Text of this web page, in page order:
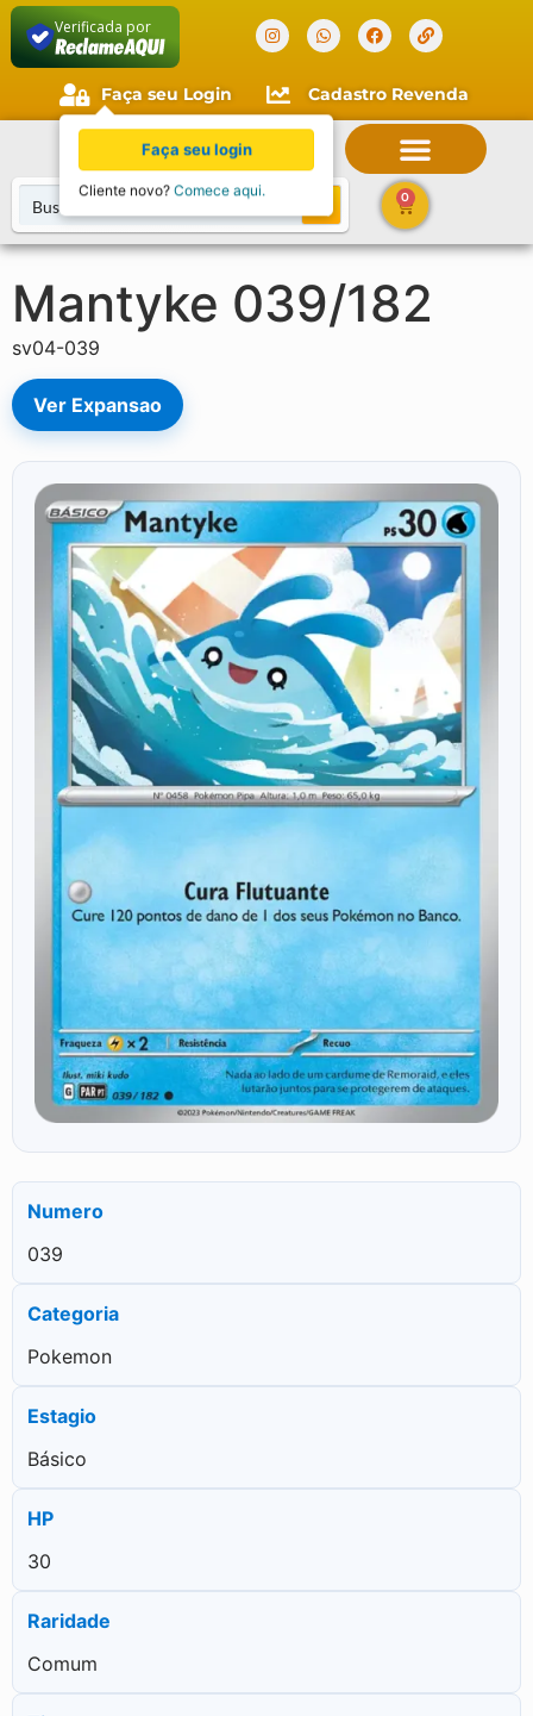
Verificada por
Faça seu Login Cadastro Revenda
0
Mantyke 039/182
sv04-039
Ver Expansao
Numero
039
Categoria
Pokemon
Estagio
Básico
HP
30
Raridade
Comum
Faça seu login
Cliente novo? Comece aqui.